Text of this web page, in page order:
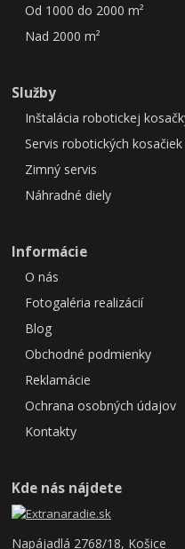
Od 1000 do 2000 m²
Nad 2000 m²
Služby
Inštalácia robotickej
Servis robotických kosačiek
Zimný servis
Náhradné diely
Informácie
O nás
Fotogaléria realizácií
Blog
Obchodné podmienky
Reklamácie
Ochrana osobných údajov
Kontakty
Kde nás nájdete
Napájadlá 2768/18, Košice